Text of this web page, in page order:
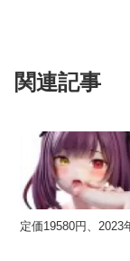
関連記事
定価19580円、2023